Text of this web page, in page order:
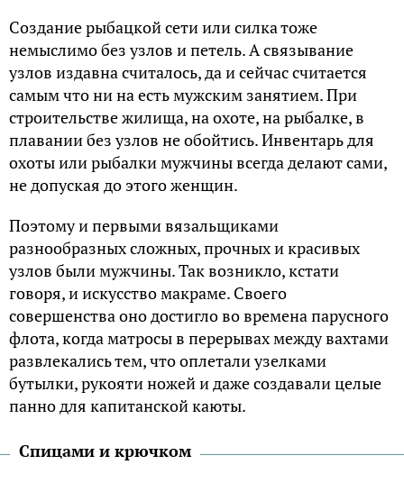
Создание рыбацкой сети или силка тоже
немыслимо без узлов и петель. А связывание
узлов издавна считалось, да и сейчас считается
самым что ни на есть мужским занятием. При
строительстве жилища, на охоте, на рыбалке, в
плавании без узлов не обойтись. Инвентарь для
охоты или рыбалки мужчины всегда делают сами,
не допуская до этого женщин.
Поэтому и первыми вязальщиками
разнообразных сложных, прочных и красивых
узлов были мужчины. Так возникло, кстати
говоря, и искусство макраме. Своего
совершенства оно достигло во времена парусного
флота, когда матросы в перерывах между вахтами
развлекались тем, что оплетали узелками
бутылки, рукояти ножей и даже создавали целые
панно для капитанской каюты.
Спицами и крючком